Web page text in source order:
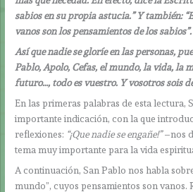
sabios en su propia astucia.” Y también:
vanos son los pensamientos de los sabios”.
Así que nadie se gloríe en las personas,
Pablo, Apolo, Cefas, el mundo, la vida, la
futuro…, todo es vuestro. Y vosotros sois
En las primeras palabras de esta lectura,
importante indicación, con la que
reflexiones: “¡Que nadie se engañe!”–nos
tema muy importante para la vida
A continuación, San Pablo nos habla
mundo”, cuyos pensamientos son vanos.